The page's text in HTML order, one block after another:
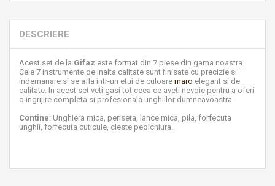
DESCRIERE
Acest set de la Gifaz este format din 7 piese din gama noastra.
Cele 7 instrumente de inalta calitate sunt finisate cu precizie si
indemanare si se afla intr-un etui de culoare maro elegant si de
calitate. In acest set veti gasi tot ceea ce aveti nevoie pentru a oferi
o ingrijire completa si profesionala unghiilor dumneavoastra.
Contine: Unghiera mica, penseta, lance mica, pila, forfecuta
unghii, forfecuta cuticule, cleste pedichiura.